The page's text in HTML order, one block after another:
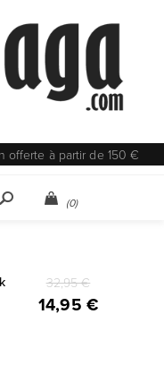
offerte à partir de 150 €
(0)
32,95 €
14,95 €